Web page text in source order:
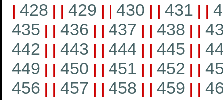
| 428 | | 429 | | 430 | | 431 | |
435 | | 436 | | 437 | | 438 | |
442 | | 443 | | 444 | | 445 | |
449 | | 450 | | 451 | | 452 | |
456 | | 457 | | 458 | | 459 | |